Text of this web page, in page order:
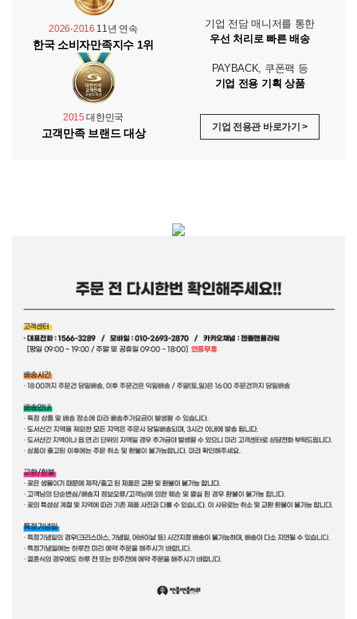
2026-2016 11년 연속
한국 소비자만족지수 1위
2015 대한민국
고객만족 브랜드 대상
기업 전담 매니저를 통한
우선 처리로 빠른 배송
PAYBACK, 쿠폰팩 등
기업 전용 기획 상품
기업 전용관 바로가기 >